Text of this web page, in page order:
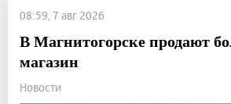
08:59, 7 авг 2026
В Магнитогорске продают
магазин
Новости